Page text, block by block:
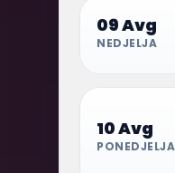
09 Avg
NEDJELJA
10 Avg